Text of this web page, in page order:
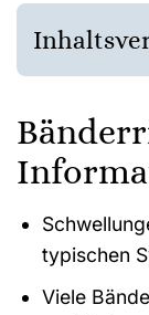
typischen
Viele